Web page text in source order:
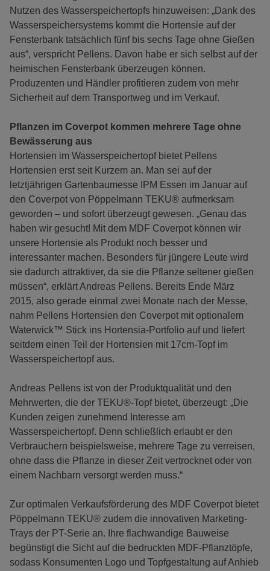
Nutzen des Wasserspeichertopfs hinzuweisen: „Dank des
Wasserspeichersystems kommt die Hortensie auf der
Fensterbank tatsächlich fünf bis sechs Tage ohne Gießen
aus“, verspricht Pellens. Davon habe er sich selbst auf der
heimischen Fensterbank überzeugen können.
Produzenten und Händler profitieren zudem von mehr
Sicherheit auf dem Transportweg und im Verkauf.
Pflanzen im Coverpot kommen mehrere Tage ohne
Bewässerung aus
Hortensien im Wasserspeichertopf bietet Pellens
Hortensien erst seit Kurzem an. Man sei auf der
letztjährigen Gartenbaumesse IPM Essen im Januar auf
den Coverpot von Pöppelmann TEKU® aufmerksam
geworden – und sofort überzeugt gewesen. „Genau das
haben wir gesucht! Mit dem MDF Coverpot können wir
unsere Hortensie als Produkt noch besser und
interessanter machen. Besonders für jüngere Leute wird
sie dadurch attraktiver, da sie die Pflanze seltener gießen
müssen“, erklärt Andreas Pellens. Bereits Ende März
2015, also gerade einmal zwei Monate nach der Messe,
nahm Pellens Hortensien den Coverpot mit optionalem
Waterwick™ Stick ins Hortensia-Portfolio auf und liefert
seitdem einen Teil der Hortensien mit 17cm-Topf im
Wasserspeichertopf aus.
Andreas Pellens ist von der Produktqualität und den
Mehrwerten, die der TEKU®-Topf bietet, überzeugt: „Die
Kunden zeigen zunehmend Interesse am
Wasserspeichertopf. Denn schließlich erlaubt er den
Verbrauchern beispielsweise, mehrere Tage zu verreisen,
ohne dass die Pflanze in dieser Zeit vertrocknet oder von
einem Nachbarn versorgt werden muss.“
Zur optimalen Verkaufsförderung des MDF Coverpot bietet
Pöppelmann TEKU® zudem die innovativen Marketing-
Trays der PT-Serie an. Ihre flachwandige Bauweise
begünstigt die Sicht auf die bedruckten MDF-Pflanztöpfe,
sodass Konsumenten Logo und Topfgestaltung auf Anhieb